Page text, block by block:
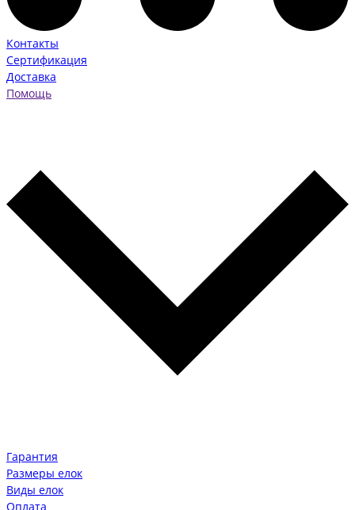
Контакты
Сертификация
Доставка
Помощь
Гарантия
Размеры елок
Виды елок
Оплата